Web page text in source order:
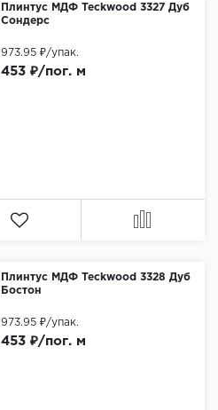
Плинтус МДФ Teckwood 3327 Дуб
Сондерс
453 ₽/пог. м
973.95 ₽/упак.
Плинтус МДФ Teckwood 3328 Дуб
Бостон
453 ₽/пог. м
973.95 ₽/упак.